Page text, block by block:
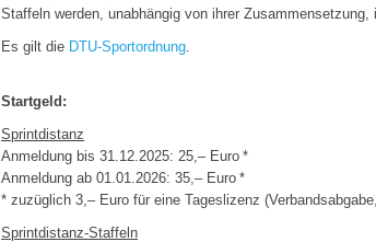
Staffeln werden, unabhängig von ihrer Zusammensetzung,
Es gilt die DTU-Sportordnung
Startgeld:
Sprintdistanz
Anmeldung bis 31.12.2025: 25,– Euro *
Anmeldung ab 01.01.2026: 35,– Euro *
* zuzüglich 3,– Euro für eine Tageslizenz
Sprintdistanz-Staffeln